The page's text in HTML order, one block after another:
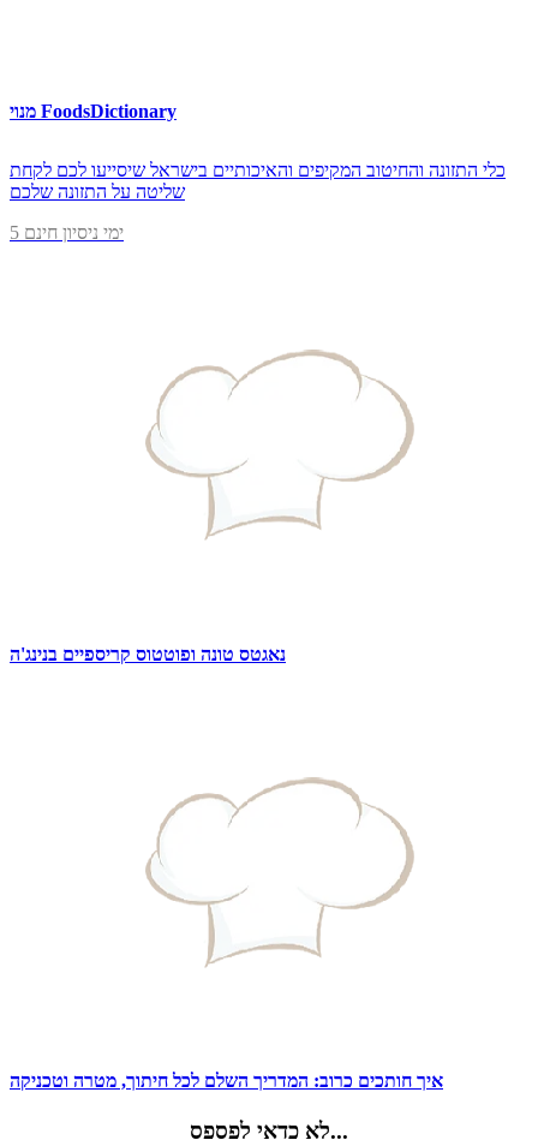
מנוי FoodsDictionary
כלי התזונה והחיטוב המקיפים והאיכותיים בישראל שיסייעו לכם לקחת
שליטה על התזונה שלכם
5 ימי ניסיון חינם
נאגטס טונה ופוטטוס קריספיים בנינג'ה
איך חותכים כרוב: המדריך השלם לכל חיתוך, מטרה וטכניקה
לא כדאי לפספס...